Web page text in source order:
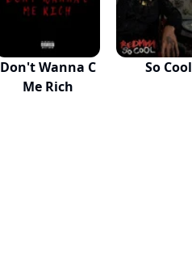
Don't Wanna C
Me Rich
So Cool